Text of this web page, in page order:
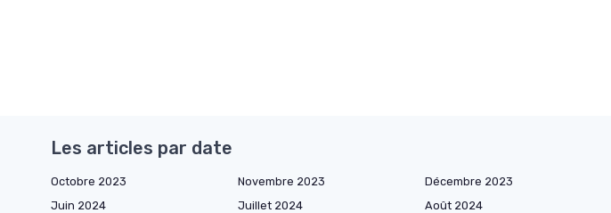
Les articles par date
Octobre 2023 Novembre 2023 Décembre 2023
Juin 2024
Juillet 2024 Août 2024